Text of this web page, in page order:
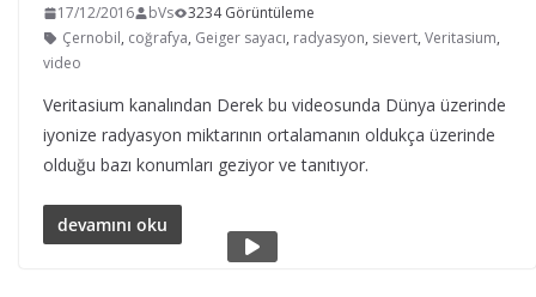
17/12/2016 bVs
3234 Görüntüleme
Çernobil, coğrafya, Geiger sayacı, radyasyon, sievert, Veritasium,
video
Veritasium kanalından Derek bu videosunda Dünya üzerinde
iyonize radyasyon miktarının ortalamanın oldukça üzerinde
olduğu bazı konumları geziyor ve tanıtıyor.
devamını oku